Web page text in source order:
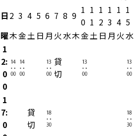
日 2 3 4 5 6 7 8 9 1
0
1
1
1
2
1
3
1
4
1
5
曜木金土 日 月 火水木金土 日 月 火水
1
2:
0
0
貸
切
1
7:
0
貸
切